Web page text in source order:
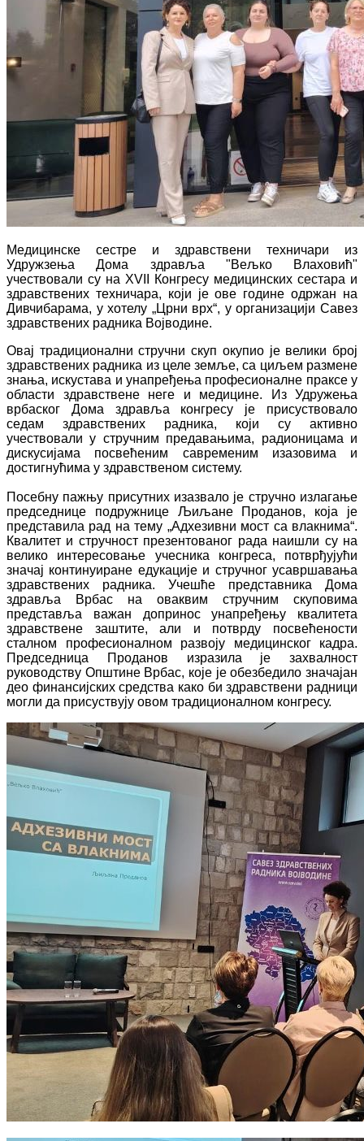
Медицинске сестре и здравствени техничари из
Удружзења Дома здравља "Вељко Влаховић"
учествовали су на XVII Конгресу медицинских сестара и
здравствених техничара, који је ове године одржан на
Дивчибарама, у хотелу „Црни врх“, у организацији Савез
здравствених радника Војводине.
Овај традиционални стручни скуп окупио је велики број
здравствених радника из целе земље, са циљем размене
знања, искустава и унапређења професионалне праксе у
области здравствене неге и медицине. Из Удружења
врбаског Дома здравља конгресу је присуствовало
седам здравствених радника, који су активно
учествовали у стручним предавањима, радионицама и
дискусијама посвећеним савременим изазовима и
достигнућима у здравственом систему.
Посебну пажњу присутних изазвало је стручно излагање
председнице подружнице Љиљане Проданов, која је
представила рад на тему „Адхезивни мост са влакнима“.
Квалитет и стручност презентованог рада наишли су на
велико интересовање учесника конгреса, потврђујући
значај континуиране едукације и стручног усавршавања
здравствених радника. Учешће представника Дома
здравља Врбас на оваквим стручним скуповима
представља важан допринос унапређењу квалитета
здравствене заштите, али и потврду посвећености
сталном професионалном развоју медицинског кадра.
Председница Проданов изразила је захвалност
руководству Општине Врбас, које је обезбедило значајан
део финансијских средства како би здравствени радници
могли да присуствују овом традиционалном конгресу.